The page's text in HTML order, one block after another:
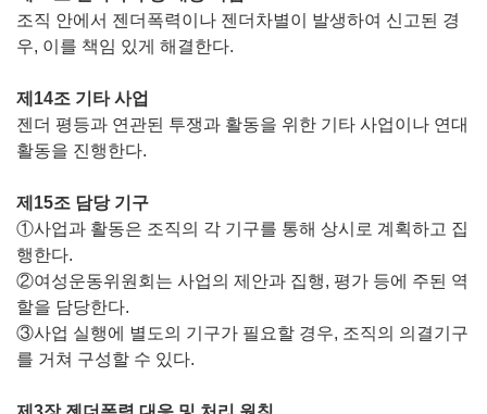
조직 안에서 젠더폭력이나 젠더차별이 발생하여 신고된 경
우, 이를 책임 있게 해결한다.
제14조 기타 사업
젠더 평등과 연관된 투쟁과 활동을 위한 기타 사업이나 연대
활동을 진행한다.
제15조 담당 기구
①사업과 활동은 조직의 각 기구를 통해 상시로 계획하고 집
행한다.
②여성운동위원회는 사업의 제안과 집행, 평가 등에 주된 역
할을 담당한다.
③사업 실행에 별도의 기구가 필요할 경우, 조직의 의결기구
를 거쳐 구성할 수 있다.